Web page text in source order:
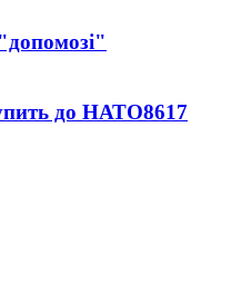
до НАТО8617